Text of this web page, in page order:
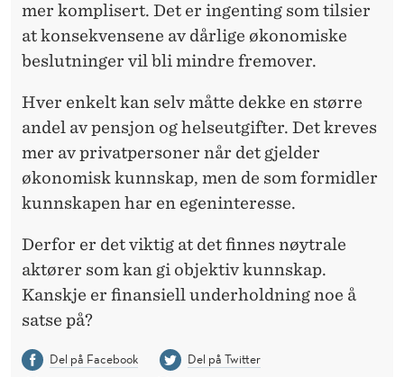
mer komplisert. Det er ingenting som tilsier
at konsekvensene av dårlige økonomiske
beslutninger vil bli mindre fremover.
Hver enkelt kan selv måtte dekke en større
andel av pensjon og helseutgifter. Det kreves
mer av privatpersoner når det gjelder
økonomisk kunnskap, men de som formidler
kunnskapen har en egeninteresse.
Derfor er det viktig at det finnes nøytrale
aktører som kan gi objektiv kunnskap.
Kanskje er finansiell underholdning noe å
satse på?
Del på Facebook
Del på Twitter